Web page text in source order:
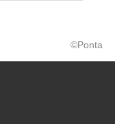
©Ponta